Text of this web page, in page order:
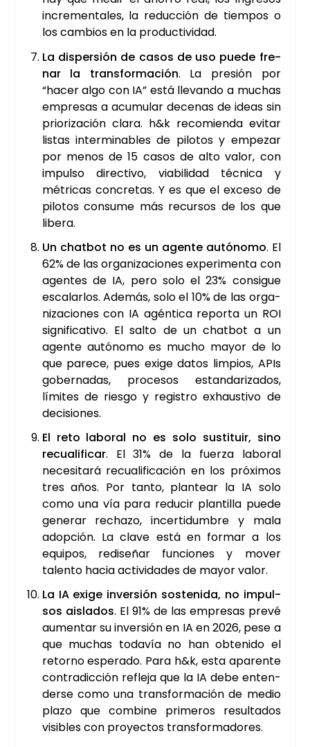
incre­men­ta­les, la reduc­ción de tiem­pos o
los cam­bios en la pro­duc­ti­vi­dad.
La dis­per­sión de casos de uso pue­de fre­
nar la trans­for­ma­ción. La pre­sión por
“hacer algo con IA” está lle­van­do a muchas
empre­sas a acu­mu­lar dece­nas de ideas sin
prio­ri­za­ción cla­ra. h&k reco­mien­da evi­tar
lis­tas inter­mi­na­bles de pilo­tos y empe­zar
por menos de 15 casos de alto valor, con
impul­so direc­ti­vo, via­bi­li­dad téc­ni­ca y
métri­cas con­cre­tas. Y es que el exce­so de
pilo­tos con­su­me más recur­sos de los que
libe­ra.
Un chat­bot no es un agen­te autó­no­mo. El
62% de las orga­ni­za­cio­nes expe­ri­men­ta con
agen­tes de IA, pero solo el 23% con­si­gue
esca­lar­los. Ade­más, solo el 10% de las orga­
ni­za­cio­nes con IA agén­ti­ca repor­ta un ROI
sig­ni­fi­ca­ti­vo. El sal­to de un chat­bot a un
agen­te autó­no­mo es mucho mayor de lo
que pare­ce, pues exi­ge datos lim­pios, APIs
gober­na­das, pro­ce­sos estan­da­ri­za­dos,
lími­tes de ries­go y regis­tro exhaus­ti­vo de
deci­sio­nes.
El reto labo­ral no es solo sus­ti­tuir, sino
recua­li­fi­car. El 31% de la fuer­za labo­ral
nece­si­ta­rá recua­li­fi­ca­ción en los pró­xi­mos
tres años. Por tan­to, plan­tear la IA solo
como una vía para redu­cir plan­ti­lla pue­de
gene­rar recha­zo, incer­ti­dum­bre y mala
adop­ción. La cla­ve está en for­mar a los
equi­pos, redi­se­ñar fun­cio­nes y mover
talen­to hacia acti­vi­da­des de mayor valor.
La IA exi­ge inver­sión sos­te­ni­da, no impul­
sos ais­la­dos. El 91% de las empre­sas pre­vé
aumen­tar su inver­sión en IA en 2026, pese a
que muchas toda­vía no han obte­ni­do el
retorno espe­ra­do. Para h&k, esta apa­ren­te
con­tra­dic­ción refle­ja que la IA debe enten­
der­se como una trans­for­ma­ción de medio
pla­zo que com­bi­ne pri­me­ros resul­ta­dos
visi­bles con pro­yec­tos trans­for­ma­do­res.